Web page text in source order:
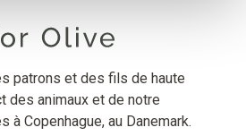
patrons et des fils de haute
des animaux et de notre
à Copenhague, au Danemark.